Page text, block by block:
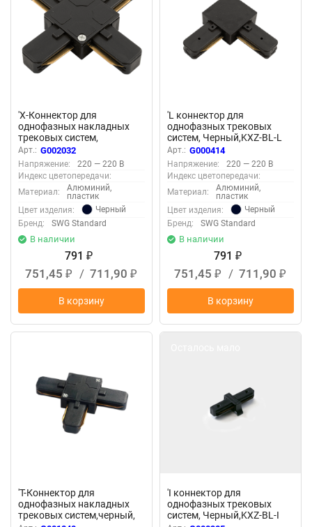
'X-Коннектор для
однофазных накладных
трековых систем,
черный,KXZ-BL-X 002032
Арт.: G002032
Напряжение:
220 — 220 В
Индекс цветопередачи:
Материал:
Алюминий,
пластик
Цвет изделия:
Черный
Бренд:
SWG Standard
В наличии
791 ₽
751,45 ₽ / 711,90 ₽
В корзину
'L коннектор для
однофазных трековыx
систем, Черный,KXZ-BL-L
000414
Арт.: G000414
Напряжение:
220 — 220 В
Индекс цветопередачи:
Материал:
Алюминий,
пластик
Цвет изделия:
Черный
Бренд:
SWG Standard
В наличии
791 ₽
751,45 ₽ / 711,90 ₽
В корзину
'T-Коннектор для
однофазных накладных
трековых систем,черный,
'I коннектор для
однофазных трековыx
систем, Черный,KXZ-BL-I